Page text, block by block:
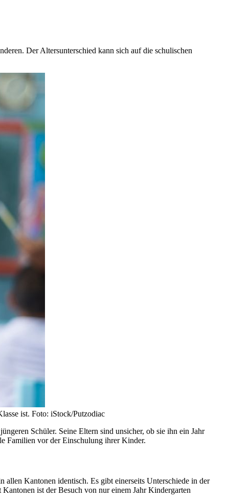
Der Altersunterschied kann sich auf die schulischen
ist. Foto: iStock/Putzodiac
Schüler. Seine Eltern sind unsicher, ob sie ihn ein Jahr
Familien vor der Einschulung ihrer Kinder.
Kantonen identisch. Es gibt einerseits Unterschiede in der
ist der Besuch von nur einem Jahr Kindergarten